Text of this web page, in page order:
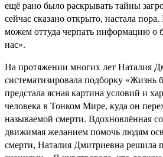
ещё рано было раскрывать тайны
сейчас сказано открыто, настала
можем оттуда черпать информацию о
нас».
На протяжении многих лет Наталия
систематизировала подборку «Жизнь
предстала ясная картина условий и
человека в Тонком Мире, куда он
называемой смерти. Вдохновлённая
движимая желанием помочь людям
смерти, Наталия Дмитриевна решила